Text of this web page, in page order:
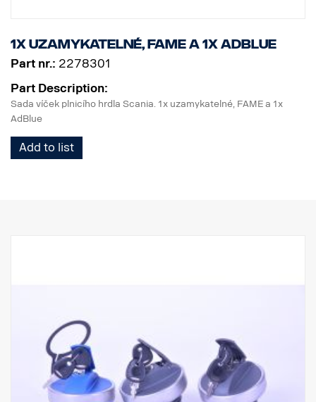
1x uzamykatelné, FAME a 1x AdBlue
Part nr.: 2278301
Part Description:
Sada víček plnicího hrdla Scania. 1x uzamykatelné, FAME a 1x
AdBlue
Add to list